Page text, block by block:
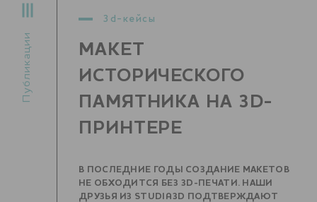
Публикации
3d-кейсы
МАКЕТ
ИСТОРИЧЕСКОГО
ПАМЯТНИКА НА 3D-
ПРИНТЕРЕ
В ПОСЛЕДНИЕ ГОДЫ СОЗДАНИЕ МАКЕТОВ
НЕ ОБХОДИТСЯ БЕЗ 3D-ПЕЧАТИ. НАШИ
ДРУЗЬЯ ИЗ STUDIA3D ПОДТВЕРЖДАЮТ